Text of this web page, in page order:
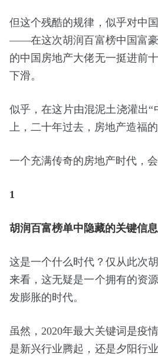
但这个残酷的规律，似乎对中
——在这次胡润百富榜中国富
的中国房地产大佬无一挺进前
下滑。
似乎，在这片由混泥土浇灌出“
上，二十年过去，房地产造福
一个充满传奇的房地产时代，
1
胡润百富榜单中隐藏的关键信息
这是一个什么时代？仅从此次
来看，这无疑是一个拥有的资
发膨胀的时代。
虽然，2020年最大关键词是疫
是新兴行业腾起，还是夕阳行